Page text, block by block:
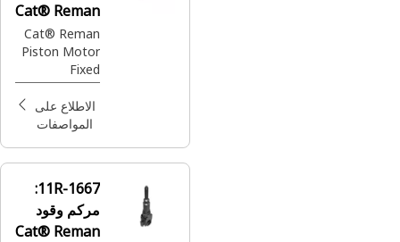
Cat® Reman
بإزاحة ثابتة
Cat® Reman
Piston Motor
Fixed
Displacement
(2 Speed)
الاطلاع على
المواصفات
11R-1667:
مركم وقود
Cat® Reman